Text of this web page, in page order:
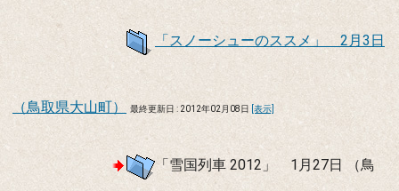
「スノーシューのススメ」 2月3日
（鳥取県大山町） 最終更新日 : 2012年02月08日 [表示]
「雪国列車 2012」 1月27日 （鳥